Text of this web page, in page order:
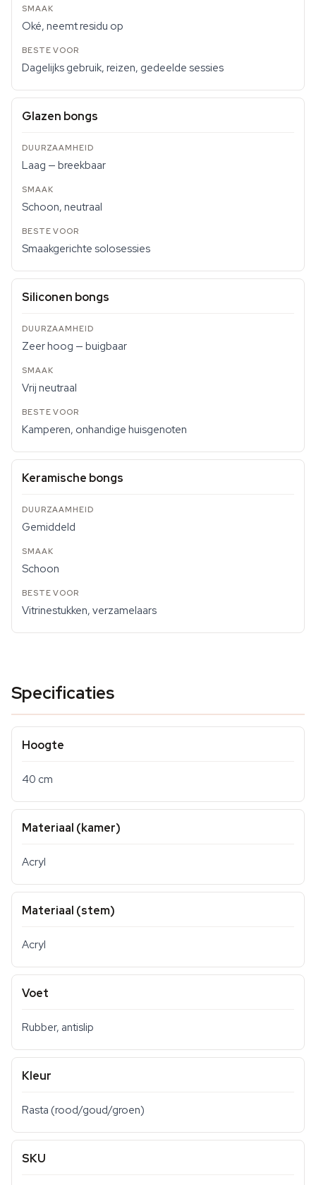
Oké, neemt residu op
Dagelijks gebruik, reizen, gedeelde sessies
Glazen bongs
Laag — breekbaar
Schoon, neutraal
Smaakgerichte solosessies
Siliconen bongs
Zeer hoog — buigbaar
Vrij neutraal
Kamperen, onhandige huisgenoten
Keramische bongs
Gemiddeld
Schoon
Vitrinestukken, verzamelaars
Specificaties
Hoogte
40 cm
Materiaal (kamer)
Acryl
Materiaal (stem)
Acryl
Voet
Rubber, antislip
Kleur
Rasta (rood/goud/groen)
SKU